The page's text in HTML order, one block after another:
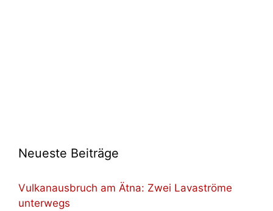
Neueste Beiträge
Vulkanausbruch am Ätna: Zwei Lavaströme
unterwegs